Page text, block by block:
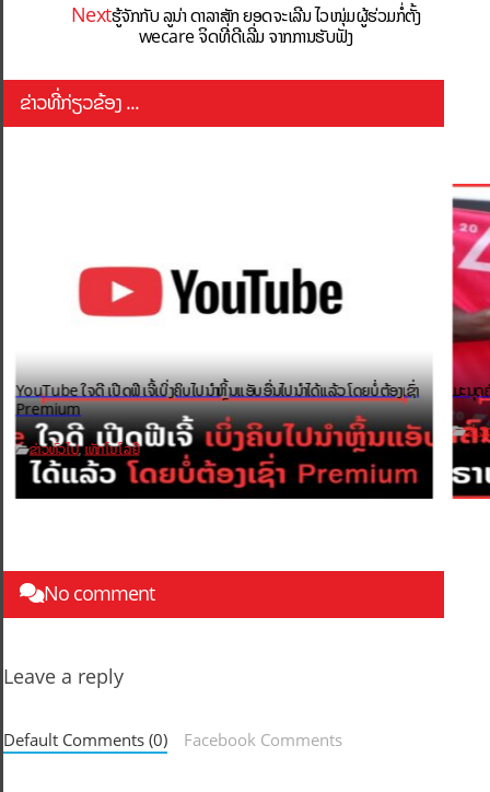
Nextຮູ້ຈັກກັບ ລູນ່າ ດາລາສັກ ຍອດຈະເລີນ ໄວໜຸ່ມຜູ້ຮ່ວມກໍ່ຕັ້ງ
wecare ຈິດທີ່ດີເລີ່ມ ຈາກການຮັບຟັງ
ຂ່າວທີ່ກ່ຽວຂ້ອງ ...
YouTube ໃຈດີ ເປີດຟີເຈີ້ເບິ່ງຄິບໄປນຳຫຼິ້ນແອັບອື່ນໄປນຳໄດ້ແລ້ວ ໂດຍບໍ່ຕ້ອງເຊົ່າ
Premium
ຂ່າວທົ່ວໄປ,ເທັກໂນໂລຢີ
ມະນຸດ
ຂ່າວ
No comment
Leave a reply
Default Comments (0) Facebook Comments